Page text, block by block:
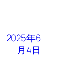
2025年6
月4日